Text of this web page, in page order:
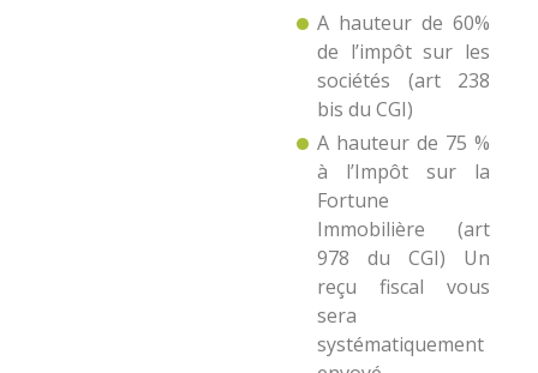
A hauteur de 60%
de l’impôt sur les
sociétés (art 238
bis du CGI)
A hauteur de 75 %
à l’Impôt sur la
Fortune
Immobilière (art
978 du CGI) Un
reçu fiscal vous
sera
systématiquement